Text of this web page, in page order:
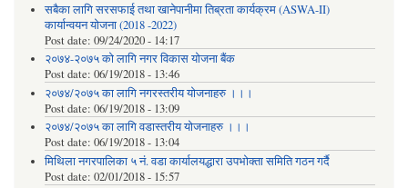
सबैका लागि सरसफाई तथा खानेपानीमा तिब्रता कार्यक्रम (ASWA-II)
कार्यान्वयन योजना (2018 -2022)
Post date: 09/24/2020 - 14:17
२०७४-२०७५ को लागि नगर विकास योजना बैंक
Post date: 06/19/2018 - 13:46
२०७४/२०७५ का लागि नगरस्तरीय योजनाहरु ।।।
Post date: 06/19/2018 - 13:09
२०७४/२०७५ का लागि वडास्तरीय योजनाहरु ।।।
Post date: 06/19/2018 - 13:04
मिथिला नगरपालिका ५ नं. वडा कार्यालयद्धारा उपभोक्ता समिति गठन गर्दै
Post date: 02/01/2018 - 15:57